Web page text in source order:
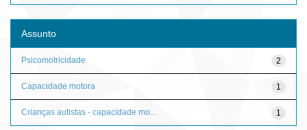
Assunto
2
Psicomotricidade
1
Capacidade motora
1
Crianças autistas - capacidade mo...